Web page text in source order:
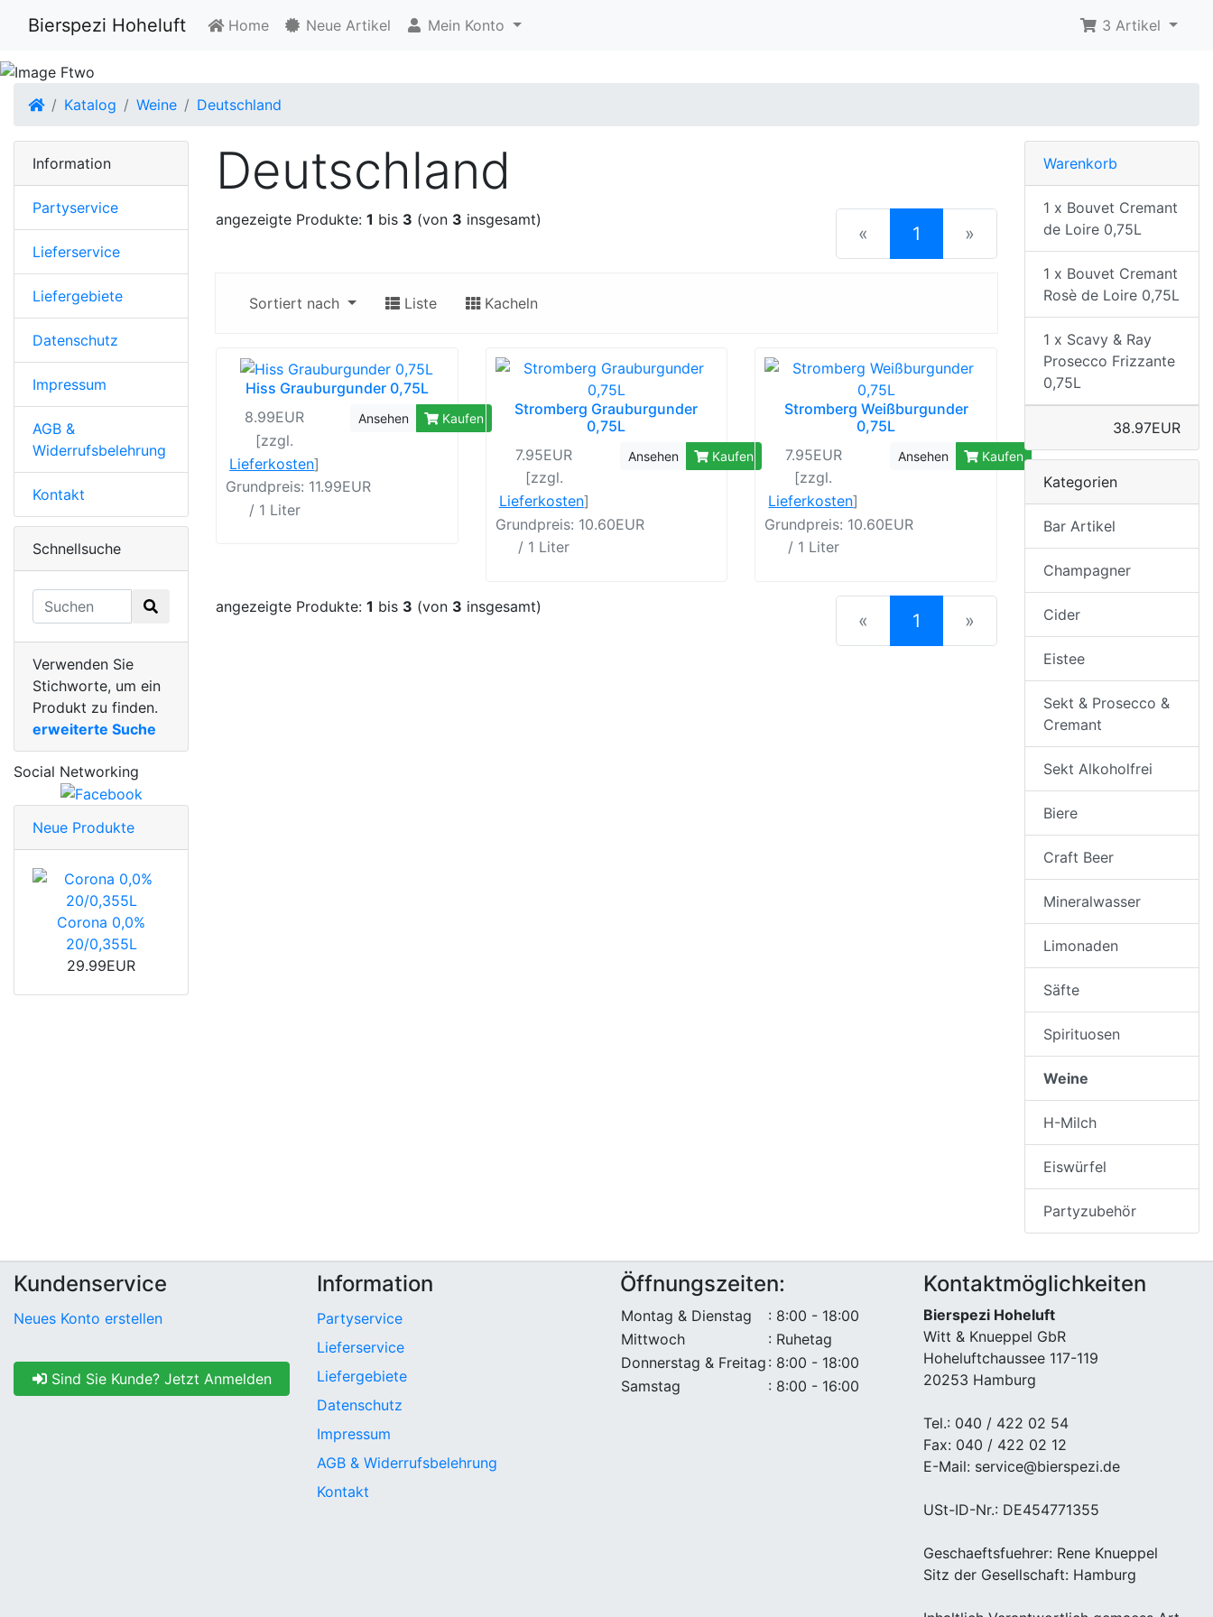
Bierspezi Hoheluft Home Neue Artikel Mein Konto 3 Artikel
Startseite
Katalog Weine Deutschland
Deutschland
angezeigte Produkte: 1 bis 3 (von 3 insgesamt)
« 1 (current)
»
Sortiert nach Liste Kacheln
Hiss Grauburgunder 0,75L
8.99EUR
[zzgl.
Lieferkosten]
Grundpreis: 11.99EUR
/ 1 Liter
Ansehen Kaufen
Stromberg Grauburgunder
0,75L
7.95EUR
[zzgl.
Lieferkosten]
Grundpreis: 10.60EUR
/ 1 Liter
Ansehen Kaufen
Stromberg Weißburgunder
0,75L
7.95EUR
[zzgl.
Lieferkosten]
Grundpreis: 10.60EUR
/ 1 Liter
Ansehen Kaufen
angezeigte Produkte: 1 bis 3 (von 3 insgesamt)
« 1 (current)
»
Information
Partyservice
Lieferservice
Liefergebiete
Datenschutz
Impressum
AGB &
Widerrufsbelehrung
Kontakt
Schnellsuche
Verwenden Sie
Stichworte, um ein
Produkt zu finden.
erweiterte Suche
Social Networking
Neue Produkte
Corona 0,0%
20/0,355L
29.99EUR
Warenkorb
1 x Bouvet Cremant
de Loire 0,75L
1 x Bouvet Cremant
Rosè de Loire 0,75L
1 x Scavy & Ray
Prosecco Frizzante
0,75L
38.97EUR
Kategorien
Bar Artikel
Champagner
Cider
Eistee
Sekt & Prosecco &
Cremant
Sekt Alkoholfrei
Biere
Craft Beer
Mineralwasser
Limonaden
Säfte
Spirituosen
Weine
H-Milch
Eiswürfel
Partyzubehör
Kundenservice
Neues Konto erstellen
Sind Sie Kunde? Jetzt Anmelden
Information
Partyservice
Lieferservice
Liefergebiete
Datenschutz
Impressum
AGB & Widerrufsbelehrung
Kontakt
Öffnungszeiten:
Montag & Dienstag
: 8:00 - 18:00
Mittwoch
: Ruhetag
Donnerstag & Freitag : 8:00 - 18:00
Samstag
: 8:00 - 16:00
Kontaktmöglichkeiten
Bierspezi Hoheluft
Witt & Knueppel GbR
Hoheluftchaussee 117-119
20253 Hamburg
Tel.: 040 / 422 02 54
Fax: 040 / 422 02 12
E-Mail: service@bierspezi.de
USt-ID-Nr.: DE454771355
Geschaeftsfuehrer: Rene Knueppel
Sitz der Gesellschaft: Hamburg